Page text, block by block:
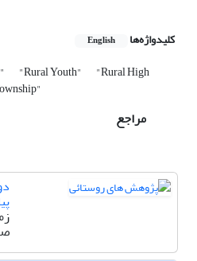
کلیدواژه‌ها English
"Rural Youth" "Rural High
مراجع